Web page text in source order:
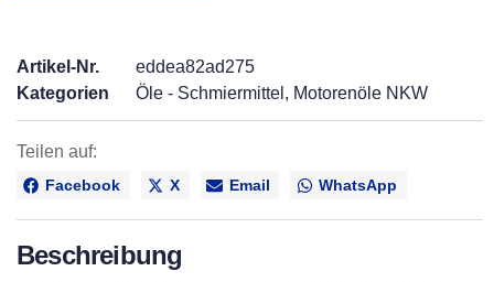
Artikel-Nr.
eddea82ad275
Kategorien
Öle - Schmiermittel , Motorenöle NKW
Teilen auf:
Facebook X Email WhatsApp
Beschreibung